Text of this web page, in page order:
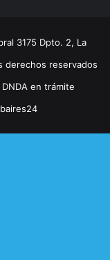
3175 Dpto. 2, La
derechos reservados
en trámite